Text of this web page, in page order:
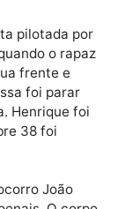
da tarde de
Avenida
quando o